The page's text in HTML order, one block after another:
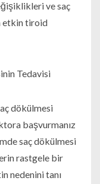
ve saç
etkin tiroid
Tedavisi
dökülmesi
başvurmanız
saç dökülmesi
rastgele bir
nedenini tanı